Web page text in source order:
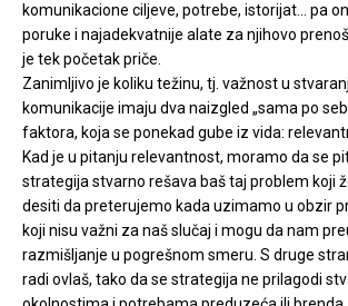
komunikacione ciljeve, potrebe, istorijat… pa
poruke i najadekvatnije alate za njihovo
je tek početak priče.
Zanimljivo je koliku težinu, tj. važnost u
komunikacije imaju dva naizgled „sama po
faktora, koja se ponekad gube iz vida:
Kad je u pitanju relevantnost, moramo da se
strategija stvarno rešava baš taj problem koji
desiti da preterujemo kada uzimamo u obzir
koji nisu važni za naš slučaj i mogu da nam
razmišljanje u pogrešnom smeru. S druge
radi ovlaš, tako da se strategija ne prilagodi